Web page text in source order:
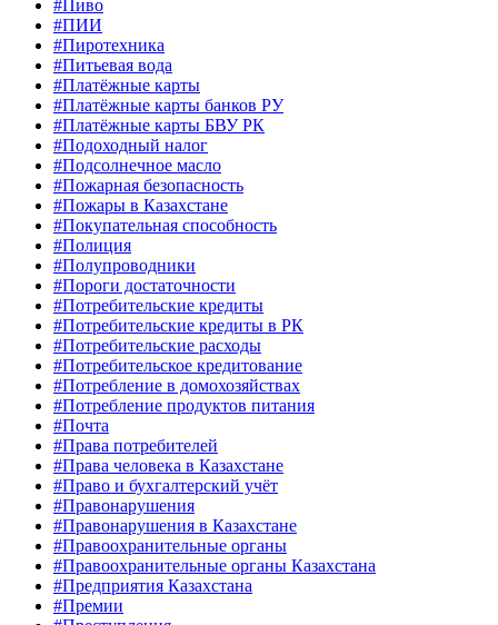
#Пиво
#ПИИ
#Пиротехника
#Питьевая вода
#Платёжные карты
#Платёжные карты банков РУ
#Платёжные карты БВУ РК
#Подоходный налог
#Подсолнечное масло
#Пожарная безопасность
#Пожары в Казахстане
#Покупательная способность
#Полиция
#Полупроводники
#Пороги достаточности
#Потребительские кредиты
#Потребительские кредиты в РК
#Потребительские расходы
#Потребительское кредитование
#Потребление в домохозяйствах
#Потребление продуктов питания
#Почта
#Права потребителей
#Права человека в Казахстане
#Право и бухгалтерский учёт
#Правонарушения
#Правонарушения в Казахстане
#Правоохранительные органы
#Правоохранительные органы Казахстана
#Предприятия Казахстана
#Премии